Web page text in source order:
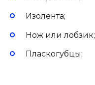
Изолента;
Нож или лобзик;
Пласкогубцы;